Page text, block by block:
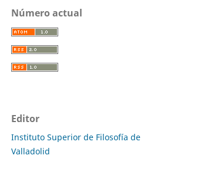
Número actual
Editor
Instituto Superior de Filosofía de
Valladolid